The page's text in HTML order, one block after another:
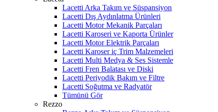
Lacetti Arka Takım ve Süspansiyon
Lacetti Dış Aydınlatma Ürünleri
Lacetti Motor Mekanik Parçaları
Lacetti Karoseri ve Kaporta Ürünler
Lacetti Motor Elektrik Parçaları
Lacetti Karoser iç Trim Malzemeleri
Lacetti Multi Medya & Ses Sistemle
Lacetti Fren Balatası ve Diski
Lacetti Periyodik Bakım ve Filtre
Lacetti Soğutma ve Radyatör
Tümünü Gör
Rezzo